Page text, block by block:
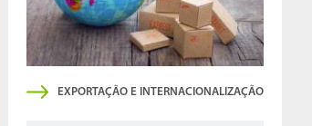
EXPORTAÇÃO E INTERNACIONALIZAÇÃO